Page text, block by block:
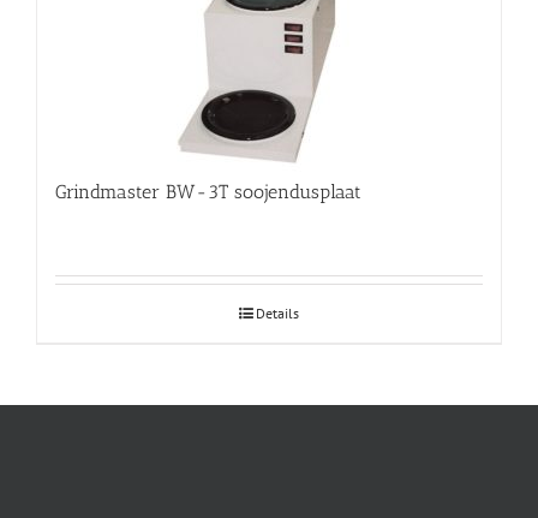
Grindmaster BW-3T soojendusplaat
Details